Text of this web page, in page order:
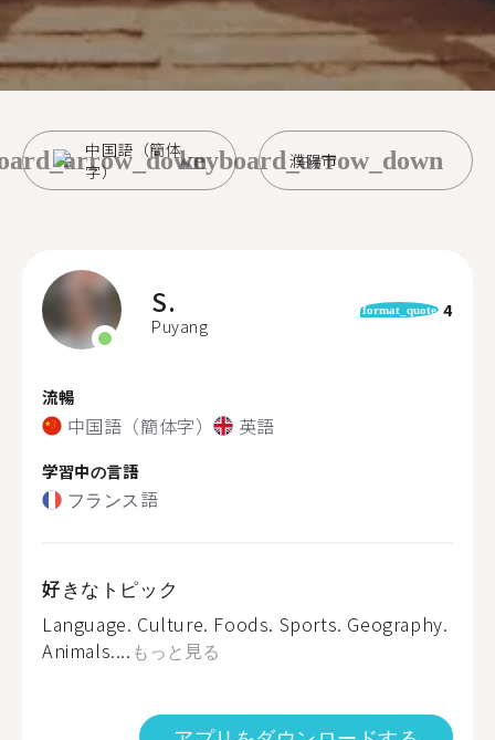
中国語（簡体
字）
濮陽市
keyboard_arrow_down
S.
Puyang
format_quote 4
流暢
中国語（簡体字） 英語
学習中の言語
フランス語
好きなトピック
Language. Culture. Foods. Sports. Geography.
Animals.... もっと見る